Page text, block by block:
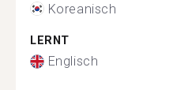
Koreanisch
LERNT
Englisch